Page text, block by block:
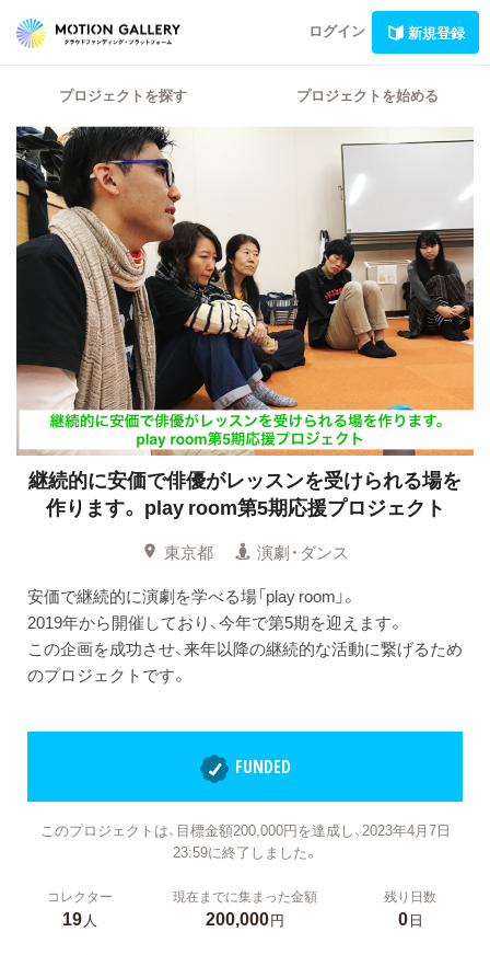
ログイン 新規登録
プロジェクトを探す プロジェクトを始める
継続的に安価で俳優がレッスンを受けられる場を
作ります。 play room第5期応援プロジェクト
東京都
演劇・ダンス
安価で継続的に演劇を学べる場「play room」。
2019年から開催しており、今年で第5期を迎えます。
この企画を成功させ、来年以降の継続的な活動に繋げるため
のプロジェクトです。
FUNDED
このプロジェクトは、目標金額200,000円を達成し、2023年4月7日
23:59に終了しました。
コレクター
19人
現在までに集まった金額
200,000円
残り日数
0日